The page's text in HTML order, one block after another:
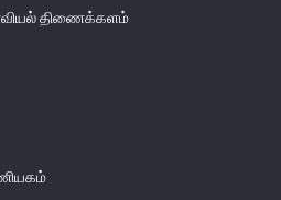
பணச் சந்தை
திணைக்களம்